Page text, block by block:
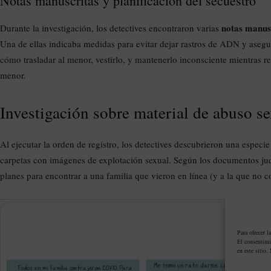
Para ofrecer
El
en este sitio.
Durante la investigación, los detectives encontraron varias notas
Una de ellas indicaba medidas para evitar dejar rastros de ADN y
cómo trasladar al menor, vestirlo, y mantenerlo inconsciente mientras
menor.
Investigación sobre material de abuso
Al ejecutar la orden de registro, los detectives descubrieron una
carpetas con imágenes de explotación sexual. Según los documentos
planes para encontrar a una familia que vieron en línea (y a la que no